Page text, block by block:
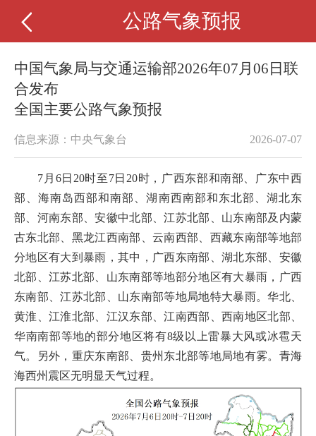
公路气象预报
中国气象局与交通运输部2026年07月06日联
合发布
全国主要公路气象预报
信息来源：中央气象台 2026-07-07
7月6日20时至7日20时，广西东部和南部、广东中西
部、海南岛西部和南部、湖南西南部和东北部、湖北东
部、河南东部、安徽中北部、江苏北部、山东南部及内蒙
古东北部、黑龙江西南部、云南西部、西藏东南部等地部
分地区有大到暴雨，其中，广西东南部、湖北东部、安徽
北部、江苏北部、山东南部等地部分地区有大暴雨，广西
东南部、江苏北部、山东南部等地局地特大暴雨。华北、
黄淮、江淮北部、江汉东部、江南西部、西南地区北部、
华南南部等地的部分地区将有8级以上雷暴大风或冰雹天
气。另外，重庆东南部、贵州东北部等地局地有雾。青海
海西州震区无明显天气过程。